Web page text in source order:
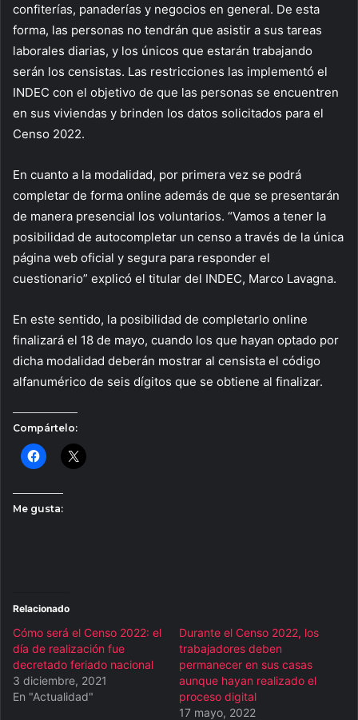
confiterías, panaderías y negocios en general. De esta
forma, las personas no tendrán que asistir a sus tareas
laborales diarias, y los únicos que estarán trabajando
serán los censistas. Las restricciones las implementó el
INDEC con el objetivo de que las personas se encuentren
en sus viviendas y brinden los datos solicitados para el
Censo 2022.
En cuanto a la modalidad, por primera vez se podrá
completar de forma online además de que se presentarán
de manera presencial los voluntarios. “Vamos a tener la
posibilidad de autocompletar un censo a través de la única
página web oficial y segura para responder el
cuestionario” explicó el titular del INDEC, Marco Lavagna.
En este sentido, la posibilidad de completarlo online
finalizará el 18 de mayo, cuando los que hayan optado por
dicha modalidad deberán mostrar al censista el código
alfanumérico de seis dígitos que se obtiene al finalizar.
Compártelo:
Me gusta:
Relacionado
Cómo será el Censo 2022: el
día de realización fue
decretado feriado nacional
3 diciembre, 2021
En "Actualidad"
Durante el Censo 2022, los
trabajadores deben
permanecer en sus casas
aunque hayan realizado el
proceso digital
17 mayo, 2022